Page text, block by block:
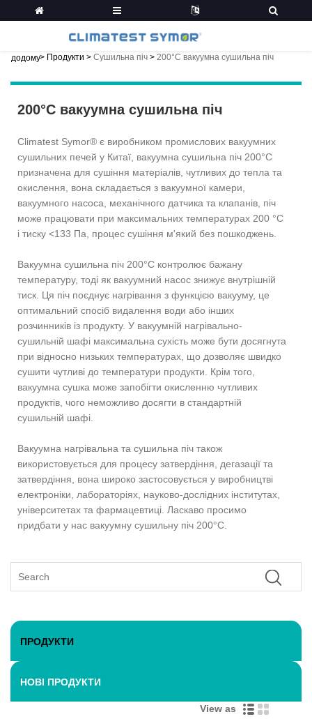
додому> Продукти > Сушильна піч > 200°C вакуумна сушильна піч
200°C вакуумна сушильна піч
Climatest Symor® є виробником промислових вакуумних
сушильних печей у Китаї, вакуумна сушильна піч 200°C
призначена для сушіння матеріалів, чутливих до тепла та
окислення, вона складається з вакуумної камери,
вакуумного насоса, механічного датчика та клапанів, піч
може працювати при максимальних температурах 200 °C
і тиску <133 Па, процес сушіння м'який без пошкоджень.
Вакуумна сушильна піч 200°C контролює бажану
температуру, тоді як вакуумний насос знижує внутрішній
тиск. Ця піч поєднує нагрівання з функцією вакууму, це
оптимальний спосіб видалення води або інших
розчинників із продукту. У вакуумній нагрівально-
сушильній шафі максимальна сухість може бути досягнута
при відносно низьких температурах, що дозволяє швидко
сушити чутливі до температури продукти. Крім того,
вакуумна сушка може запобігти окисленню чутливих
продуктів, чого неможливо досягти в стандартній
сушильній шафі.
Вакуумна нагрівальна та сушильна піч також
використовується для процесу затвердіння, дегазації та
затвердіння, вона широко застосовується у виробництві
електроніки, лабораторіях, науково-дослідних інститутах,
університетах та фармацевтиці. Ласкаво просимо
придбати у нас вакуумну сушильну піч 200°C.
ПРОДУКТИ
НОВІ ПРОДУКТИ
View as